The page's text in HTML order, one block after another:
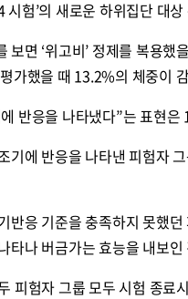
시험’의 새로운 하위집단 대
보면 ‘위고비’ 정제를 복용
가했을 때 13.2%의 체중이
반응을 나타냈다”는 표현
기에 반응을 나타낸 피험자
반응 기준을 충족하지 못했
타나 버금가는 효능을 내보
피험자 그룹 모두 시험 종료